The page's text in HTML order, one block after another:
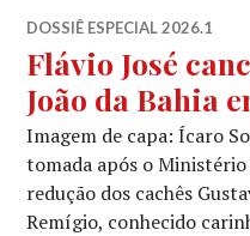
DOSSIÊ ESPECIAL 2026.1
Flávio José
João da Bahia
Imagem de capa: Ícaro
tomada após o
redução dos cachês
Remígio, conhecido